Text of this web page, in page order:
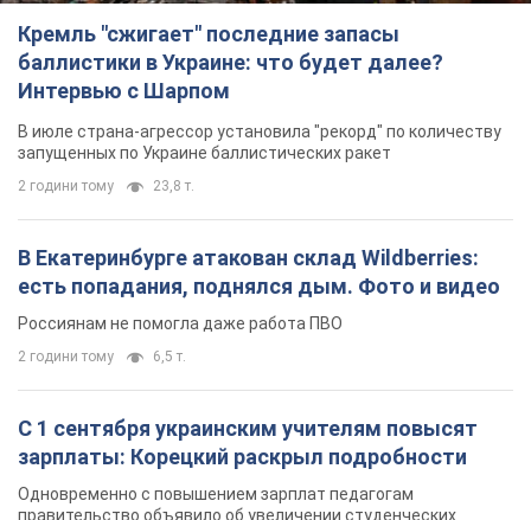
Кремль "сжигает" последние запасы
баллистики в Украине: что будет далее?
Интервью с Шарпом
В июле страна-агрессор установила "рекорд" по количеству
запущенных по Украине баллистических ракет
2 години тому 23,8 т.
В Екатеринбурге атакован склад Wildberries:
есть попадания, поднялся дым. Фото и видео
Россиянам не помогла даже работа ПВО
2 години тому 6,5 т.
С 1 сентября украинским учителям повысят
зарплаты: Корецкий раскрыл подробности
Одновременно с повышением зарплат педагогам
правительство объявило об увеличении студенческих